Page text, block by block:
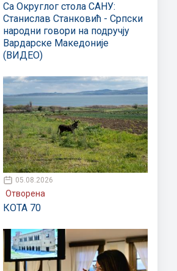
Са Округлог стола САНУ:
Станислав Станковић - Српски
народни говори на подручју
Вардарске Македоније
(ВИДЕО)
05.08.2026
Отворена
КОТА 70